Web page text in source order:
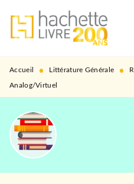
MENU RECHERCHE
PIED DE PAGE
Accueil • Littérature Générale •
Analog/Virtuel